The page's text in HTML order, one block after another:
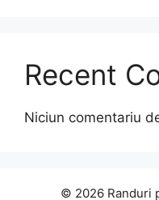
Recent
Niciun comentariu
© 2026 Randuri